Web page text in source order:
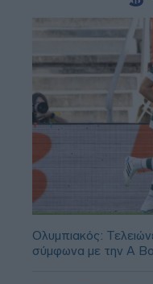
Ολυμπιακός:
σύμφωνα με την A